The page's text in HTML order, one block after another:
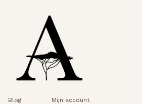
Blog Mijn account